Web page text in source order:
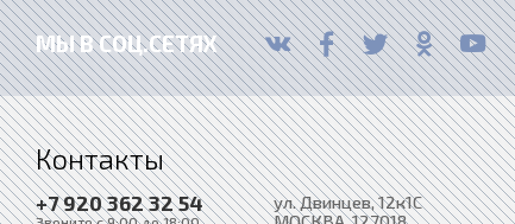
МЫ В СОЦ.СЕТЯХ
Контакты
+7 920 362 32 54
ул. Двинцев, 12к1С